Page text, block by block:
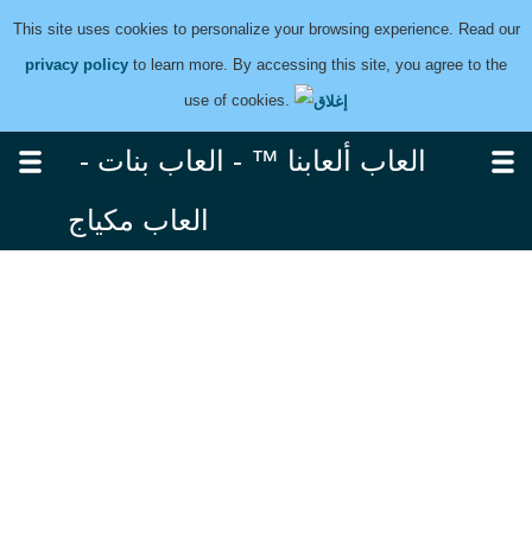
This site uses cookies to personalize your browsing experience. Read our
privacy policy to learn more. By accessing this site, you agree to the
use of cookies.
العاب ألعابنا ™ - العاب بنات -
العاب مكياج